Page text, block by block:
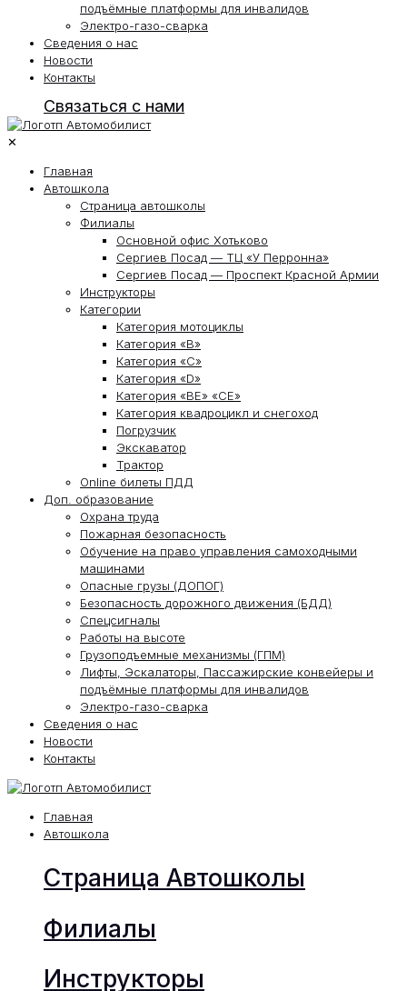
подъёмные платформы для инвалидов
Электро-газо-сварка
Сведения о нас
Новости
Контакты
Связаться с нами
✕
Главная
Автошкола
Страница автошколы
Филиалы
Основной офис Хотьково
Сергиев Посад — ТЦ «У Перронна»
Сергиев Посад — Проспект Красной Армии
Инструкторы
Категории
Категория мотоциклы
Категория «В»
Категория «С»
Категория «D»
Категория «ВЕ» «СЕ»
Категория квадроцикл и снегоход
Погрузчик
Экскаватор
Трактор
Online билеты ПДД
Доп. образование
Охрана труда
Пожарная безопасность
Обучение на право управления самоходными
машинами
Опасные грузы (ДОПОГ)
Безопасность дорожного движения (БДД)
Спецсигналы
Работы на высоте
Грузоподъемные механизмы (ГПМ)
Лифты, Эскалаторы, Пассажирские конвейеры и
подъёмные платформы для инвалидов
Электро-газо-сварка
Сведения о нас
Новости
Контакты
Главная
Автошкола
Страница Автошколы
Филиалы
Инструкторы